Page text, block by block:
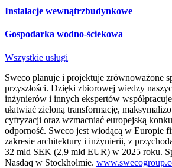
Instalacje wewnątrzbudynkowe
Gospodarka wodno-ściekowa
Wszystkie usługi
Sweco planuje i projektuje zrównoważone
przyszłości. Dzięki zbiorowej wiedzy
inżynierów i innych ekspertów
ułatwiać zieloną transformację,
cyfryzacji oraz wzmacniać europejską
odporność. Sweco jest wiodącą w Europie
zakresie architektury i inżynierii, z
32 mld SEK (2,9 mld EUR) w 2025 roku.
Nasdaq w Stockholmie.